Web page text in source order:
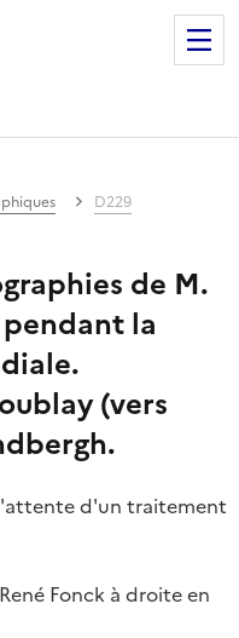
de production
D229
de M.
la
(vers
d'un traitement